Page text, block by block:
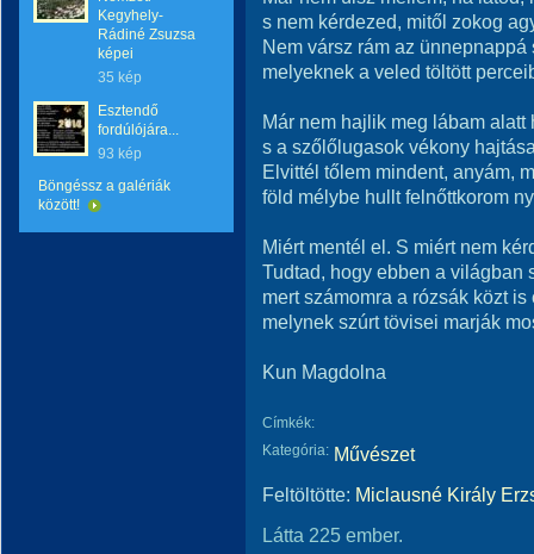
Kegyhely-
Rádiné Zsuzsa
képei
35 kép
Esztendő
fordúlójára...
93 kép
Böngéssz a galériák
között!
s nem kérdezed, mitől zokog
Nem vársz rám az
melyeknek a veled töltött
Már nem hajlik meg lábam
s a szőlőlugasok vékony
Elvittél tőlem mindent, anyám,
föld mélybe hullt felnőttkorom
Miért mentél el. S miért nem
Tudtad, hogy ebben a világban
mert számomra a rózsák közt
melynek szúrt tövisei marják
Kun Magdolna
Címkék:
Kategória: Művészet
Feltöltötte: Miclausné Király
Látta 225 ember.